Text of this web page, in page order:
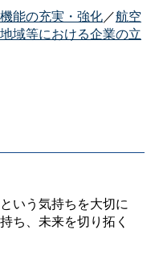
能の充実・強化／航空
域等における企業の立
いう気持ちを大切に
ち、未来を切り拓く